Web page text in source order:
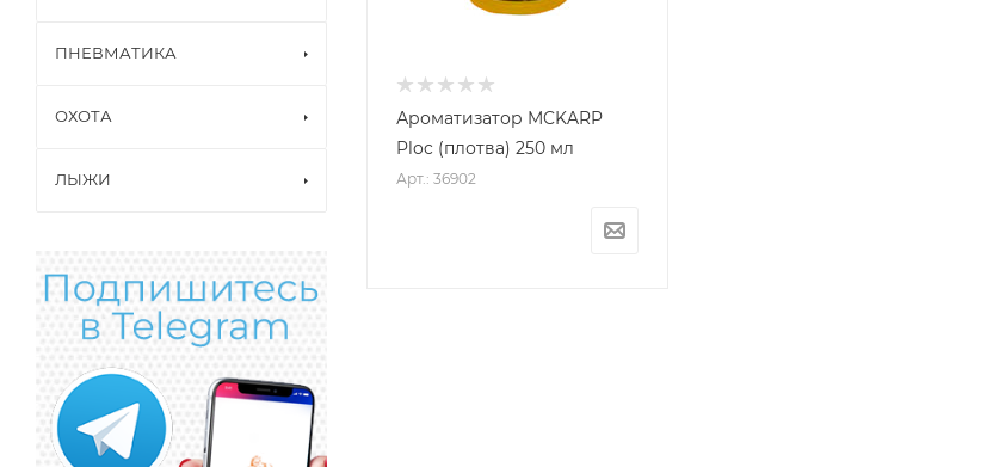
Ароматизатор MCKARP
Ploc (плотва) 250 мл
Арт.: 36902
ПНЕВМАТИКА
ОХОТА
ЛЫЖИ